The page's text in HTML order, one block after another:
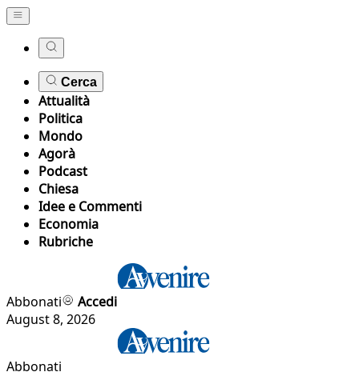
Cerca
Attualità
Politica
Mondo
Agorà
Podcast
Chiesa
Idee e Commenti
Economia
Rubriche
Abbonati
Accedi
August 8, 2026
Abbonati